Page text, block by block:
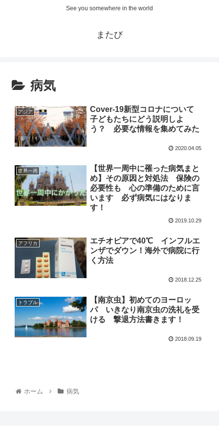
See you somewhere in the world
またび
病気
アジア
Cover-19新型コロナについて
子どもたちにどう説明しよ
う？ 必要な情報を集めてみた
2020.04.05
世界一周
【世界一周中に罹った病気まと
め】その原因と対処法 保険の
必要性も 心の準備のために言
います 必ず病気にはなりま
す！
2019.10.29
アフリカ
エチオピアで40℃ インフルエ
ンザでダウン！海外で病院に行
く方法
2018.12.25
トラブル
【南京虫】初めてのヨーロッ
パ いきなり南京虫の洗礼を受
ける 撃退方法書きます！
2018.09.19
ホーム 病気